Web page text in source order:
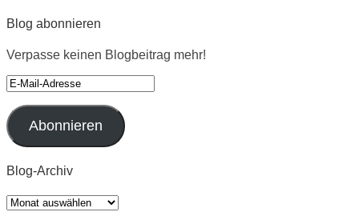
Blog abonnieren
Verpasse keinen Blogbeitrag mehr!
E-
Mail-
Adresse
Abonnieren
Blog-Archiv
Blog-